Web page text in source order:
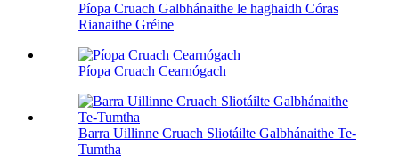
Píopa Cruach Galbhánaithe le haghaidh Córas
Rianaithe Gréine
Píopa Cruach Cearnógach
Barra Uillinne Cruach Sliotáilte Galbhánaithe Te-
Tumtha